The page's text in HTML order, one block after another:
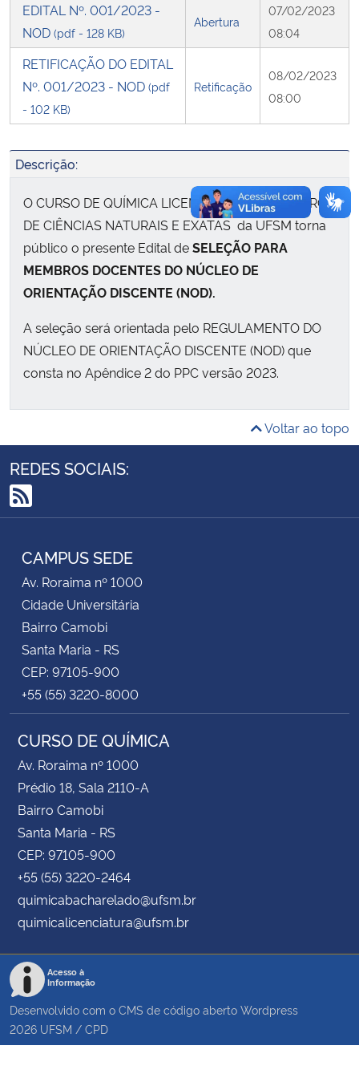
Secretaria-Geral
Secretaria de Governo
Gabinete de Segurança Institucional
Advocacia-Geral da União
Banco Central do Brasil
Planalto
EDITAL Nº. 001/2023 -
NOD (pdf - 128 KB)
Abertura
07/02/2023
08:04
RETIFICAÇÃO DO EDITAL
Nº. 001/2023 - NOD (pdf
- 102 KB)
Retificação
08/02/2023
08:00
Descrição:
O CURSO DE QUÍMICA LICENCIATURA do CENTRO
DE CIÊNCIAS NATURAIS E EXATAS da UFSM torna
público o presente Edital deSELEÇÃO PARA
MEMBROS DOCENTES DO NÚCLEO DE
ORIENTAÇÃO DISCENTE (NOD).
A seleção será orientada pelo REGULAMENTO DO
NÚCLEO DE ORIENTAÇÃO DISCENTE (NOD) que
consta no Apêndice 2 do PPC versão 2023.
Voltar ao topo
REDES SOCIAIS:
RSS
CAMPUS SEDE
Av. Roraima nº 1000
Cidade Universitária
Bairro Camobi
Santa Maria - RS
CEP: 97105-900
+55 (55) 3220-8000
CURSO DE QUÍMICA
Av. Roraima nº 1000
Prédio 18, Sala 2110-A
Bairro Camobi
Santa Maria - RS
CEP: 97105-900
+55 (55) 3220-2464
quimicabacharelado@ufsm.br
quimicalicenciatura@ufsm.br
Acesso à
Informação
Desenvolvido com o CMS de código aberto Wordpress
2026 UFSM / CPD